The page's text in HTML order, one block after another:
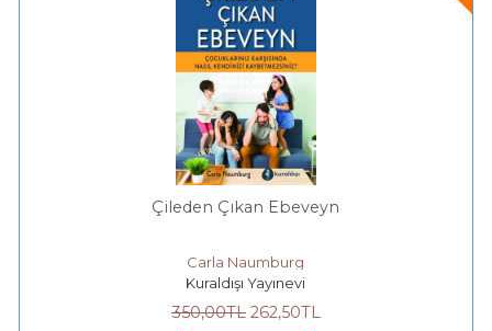
Çileden Çıkan Ebeveyn
Carla Naumburg
Kuraldışı Yayınevi
350,00TL 262,50TL